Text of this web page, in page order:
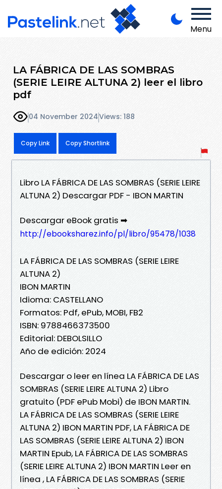
Menu
LA FÁBRICA DE LAS SOMBRAS
(SERIE LEIRE ALTUNA 2) leer el libro
pdf
04 November 2024Views: 188
Copy Link Copy Shortlink
Libro LA FÁBRICA DE LAS SOMBRAS (SERIE LEIRE
ALTUNA 2) Descargar PDF - IBON MARTIN
Descargar eBook gratis ➡
http://ebooksharez.info/pl/libro/95478/1038
LA FÁBRICA DE LAS SOMBRAS (SERIE LEIRE
ALTUNA 2)
IBON MARTIN
Idioma: CASTELLANO
Formatos: Pdf, ePub, MOBI, FB2
ISBN: 9788466373500
Editorial: DEBOLSILLO
Año de edición: 2024
Descargar o leer en línea LA FÁBRICA DE LAS
SOMBRAS (SERIE LEIRE ALTUNA 2) Libro
gratuito (PDF ePub Mobi) de IBON MARTIN.
LA FÁBRICA DE LAS SOMBRAS (SERIE LEIRE
ALTUNA 2) IBON MARTIN PDF, LA FÁBRICA DE
LAS SOMBRAS (SERIE LEIRE ALTUNA 2) IBON
MARTIN Epub, LA FÁBRICA DE LAS SOMBRAS
(SERIE LEIRE ALTUNA 2) IBON MARTIN Leer en
línea , LA FÁBRICA DE LAS SOMBRAS (SERIE